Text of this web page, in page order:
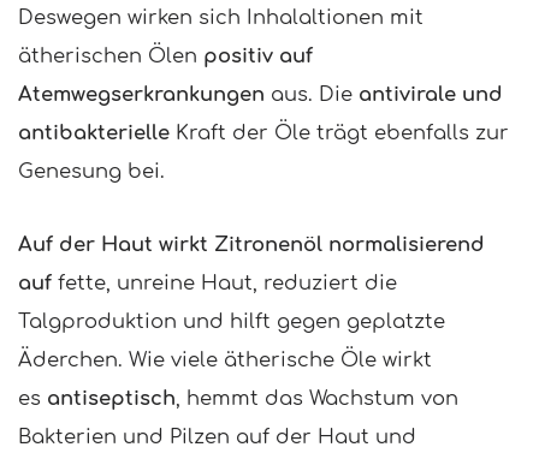
Deswegen wirken sich Inhalaltionen mit
ätherischen Ölen positiv auf
Atemwegserkrankungen aus. Die antivirale und
antibakterielle Kraft der Öle trägt ebenfalls zur
Genesung bei.
Auf der Haut wirkt Zitronenöl normalisierend
auf fette, unreine Haut, reduziert die
Talgproduktion und hilft gegen geplatzte
Äderchen. Wie viele ätherische Öle wirkt
es antiseptisch, hemmt das Wachstum von
Bakterien und Pilzen auf der Haut und